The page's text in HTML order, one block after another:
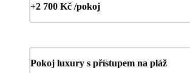
+2 700 Kč /pokoj
Pokoj luxury s přístupem na pláž